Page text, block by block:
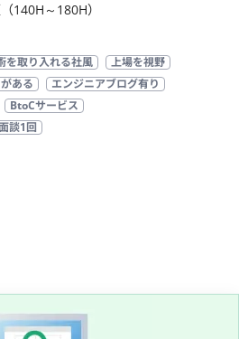
140H～180H）
を取り入れる社風
上場を視野
ある
エンジニアブログ有り
BtoCサービス
談1回